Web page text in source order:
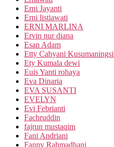
Erni Jayanti
Erni listiawati
ERNI MARLINA
Ervin nur diana
Esan Adam
Etty Cahyani
Ety Kumala dewi
Euis Yanti rohaya
Eva Dinaria
EVA SUSANTI
EVELYN
Evi Febrianti
Fachruddin
fajrun mustaqim
Fani Andriani
Fanny Rahmadhani